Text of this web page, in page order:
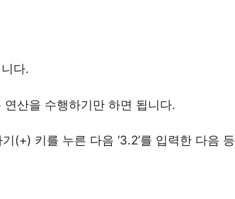
다.
산을 수행하기만 하면 됩니다.
(+) 키를 누른 다음 ‘3.2’를 입력한 다음 등